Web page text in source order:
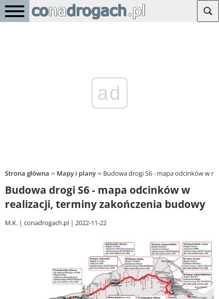
ad
Strona główna Mapy i plany Budowa drogi S6 - mapa odcinków w
Budowa drogi S6 - mapa odcinków w
realizacji, terminy zakończenia budowy
M.K. conadrogach.pl 2022-11-22